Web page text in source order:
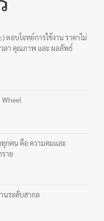
ตอบโจทย์การใช้งาน ราคาไม่
วลา คุณภาพ และ ผลลัพธ์
กคน คือ ความคมและ
าย
ระดับสากล